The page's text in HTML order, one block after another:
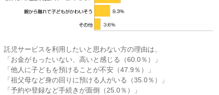
託児サービスを利用したいと思わない方の理由は、
「お金がもったいない、高いと感じる（60.0％）」
「他人に子どもを預けることが不安（47.9％）」
「祖父母など身の回りに預ける人がいる（35.0％）」
「予約や登録など手続きが面倒（25.0％）」